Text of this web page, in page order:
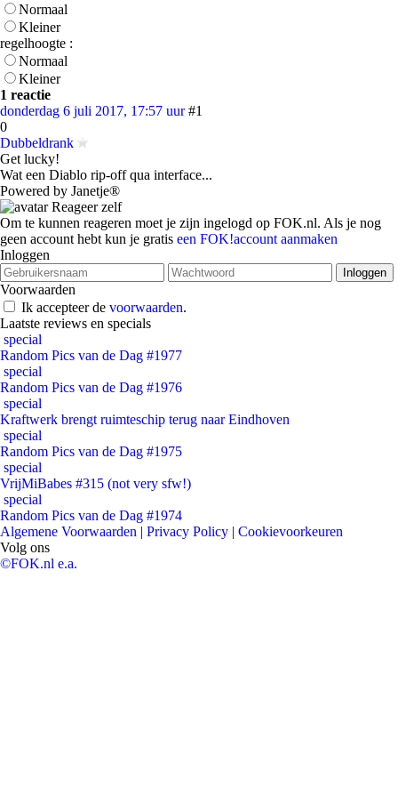
Normaal
Kleiner
regelhoogte :
Normaal
Kleiner
1 reactie
donderdag 6 juli 2017, 17:57 uur #1
0
Dubbeldrank
Get lucky!
Wat een Diablo rip-off qua interface...
Powered by Janetje®
Reageer zelf
Om te kunnen reageren moet je zijn ingelogd op FOK.nl. Als je nog
geen account hebt kun je gratis een FOK!account aanmaken
Inloggen
Voorwaarden
Ik accepteer de voorwaarden.
Laatste reviews en specials
special
Random Pics van de Dag #1977
special
Random Pics van de Dag #1976
special
Kraftwerk brengt ruimteschip terug naar Eindhoven
special
Random Pics van de Dag #1975
special
VrijMiBabes #315 (not very sfw!)
special
Random Pics van de Dag #1974
Algemene Voorwaarden | Privacy Policy | Cookievoorkeuren
Volg ons
©FOK.nl e.a.